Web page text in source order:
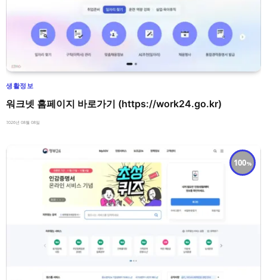
생활정보
워크넷 홈페이지 바로가기 (https://work24.go.kr)
2026년 08월 08일
100